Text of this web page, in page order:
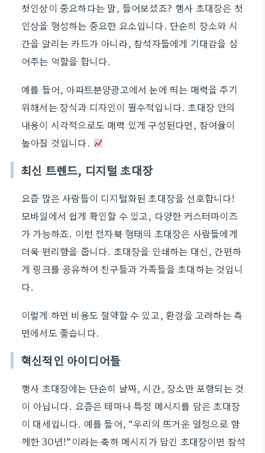
첫인상이 중요하다는 말, 들어보셨죠? 행사 초대장은 첫
인상을 형성하는 중요한 요소입니다. 단순히 장소와 시
간을 알리는 카드가 아니라, 참석자들에게 기대감을 심
어주는 역할을 합니다.
예를 들어, 아파트분양광고에서 눈에 띄는 매력을 주기
위해서는 장식과 디자인이 필수적입니다. 초대장 안의
내용이 시각적으로도 매력 있게 구성된다면, 참여율이
높아질 것입니다.
최신 트렌드, 디지털 초대장
요즘 많은 사람들이 디지털화된 초대장을 선호합니다!
모바일에서 쉽게 확인할 수 있고, 다양한 커스터마이즈
가 가능하죠. 이런 전자북 형태의 초대장은 사람들에게
더욱 편리함을 줍니다. 초대장을 인쇄하는 대신, 간편하
게 링크를 공유하여 친구들과 가족들을 초대하는 것입니
다.
이렇게 하면 비용도 절약할 수 있고, 환경을 고려하는 측
면에서도 좋습니다.
혁신적인 아이디어들
행사 초대장에는 단순히 날짜, 시간, 장소만 포함되는 것
이 아닙니다. 요즘은 테마나 특정 메시지를 담은 초대장
이 대세입니다. 예를 들어, “우리의 뜨거운 열정으로 함
께한 30년!”이라는 축하 메시지가 담긴 초대장이면 참석